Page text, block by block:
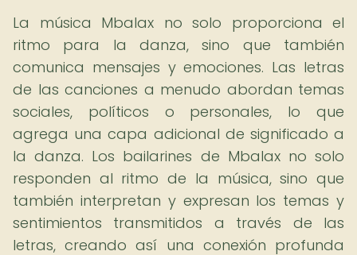
La música Mbalax no solo proporciona el
ritmo para la danza, sino que también
comunica mensajes y emociones. Las letras
de las canciones a menudo abordan temas
sociales, políticos o personales, lo que
agrega una capa adicional de significado a
la danza. Los bailarines de Mbalax no solo
responden al ritmo de la música, sino que
también interpretan y expresan los temas y
sentimientos transmitidos a través de las
letras, creando así una conexión profunda